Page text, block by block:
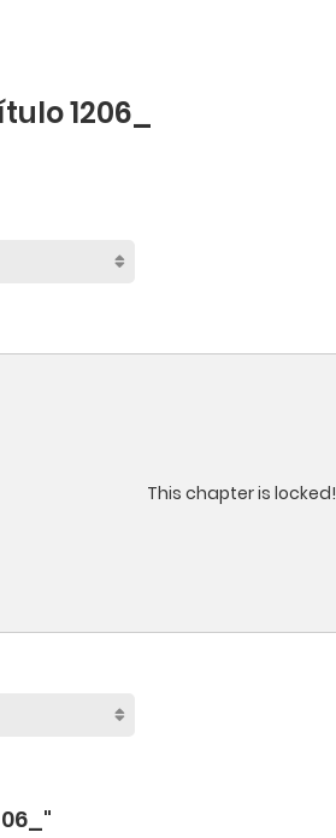
1206_
This chapter is locked!